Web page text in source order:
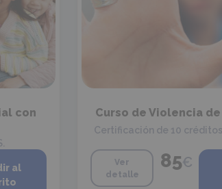
con
al
Curso de Violencia
Certificación de 10 créditos
Ver
detalle
85€